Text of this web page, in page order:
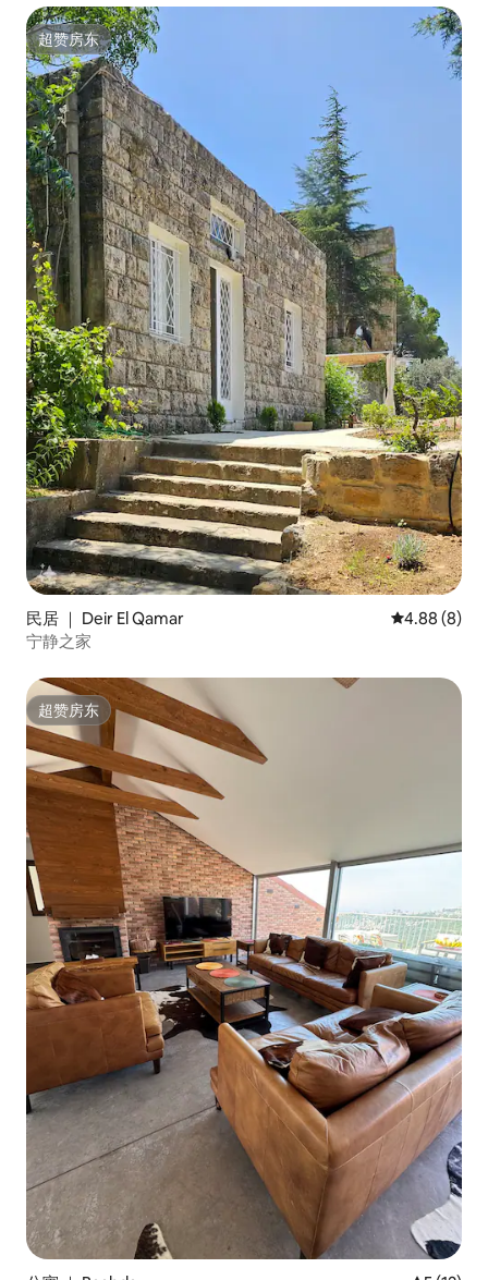
超赞房东
超赞房东
民居 ｜ Deir El Qamar 平均评分
4.88 (8)
宁静之家
超赞房东
超赞房东